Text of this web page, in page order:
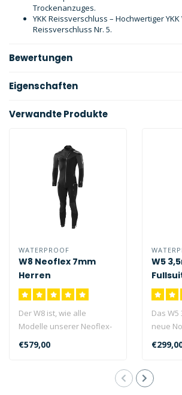
Trockenanzuges.
YKK Reissverschluss – Hochwertiger YKK
Reissverschluss Nr. 5.
Bewertungen
Eigenschaften
Verwandte Produkte
WATERPROOF
W8 Neoflex 7mm
Herren
Der W8 ist, wie alle
Modelle unserer Neoflex-
Serie, aus extrem
weichem, flexible..
€579,00
W5
Das W5
neue